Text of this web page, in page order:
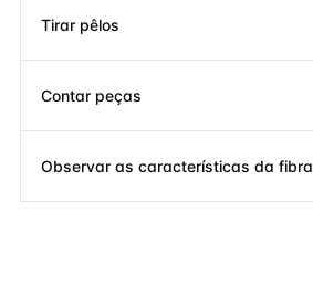
Tirar pêlos
Contar peças
Observar as características da fibra